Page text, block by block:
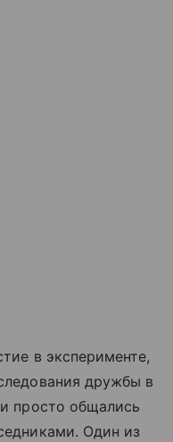
в эксперименте,
дружбы в
просто общались
Один из